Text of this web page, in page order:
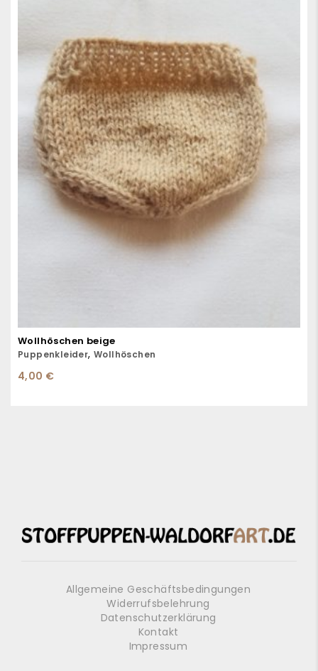
Wollhöschen beige
Puppenkleider,Wollhöschen
4,00 €
Allgemeine Geschäftsbedingungen
Widerrufsbelehrung
Datenschutzerklärung
Kontakt
Impressum